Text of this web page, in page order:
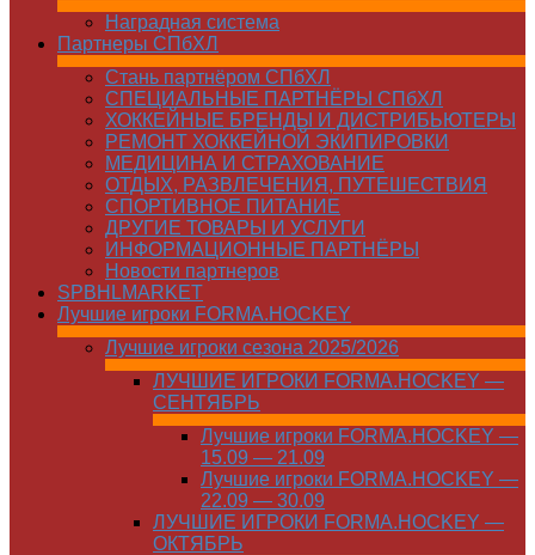
Наградная система
Партнеры СПбХЛ
Стань партнёром СПбХЛ
СПЕЦИАЛЬНЫЕ ПАРТНЁРЫ СПбХЛ
ХОККЕЙНЫЕ БРЕНДЫ И ДИСТРИБЬЮТЕРЫ
РЕМОНТ ХОККЕЙНОЙ ЭКИПИРОВКИ
МЕДИЦИНА И СТРАХОВАНИЕ
ОТДЫХ, РАЗВЛЕЧЕНИЯ, ПУТЕШЕСТВИЯ
СПОРТИВНОЕ ПИТАНИЕ
ДРУГИЕ ТОВАРЫ И УСЛУГИ
ИНФОРМАЦИОННЫЕ ПАРТНЁРЫ
Новости партнеров
SPBHLMARKET
Лучшие игроки FORMA.HOCKEY
Лучшие игроки сезона 2025/2026
ЛУЧШИЕ ИГРОКИ FORMA.HOCKEY —
СЕНТЯБРЬ
Лучшие игроки FORMA.HOCKEY —
15.09 — 21.09
Лучшие игроки FORMA.HOCKEY —
22.09 — 30.09
ЛУЧШИЕ ИГРОКИ FORMA.HOCKEY —
ОКТЯБРЬ